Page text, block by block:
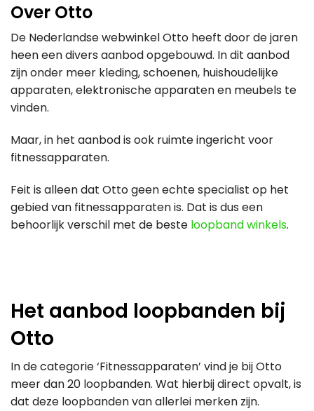
Over Otto
De Nederlandse webwinkel Otto heeft door de jaren
heen een divers aanbod opgebouwd. In dit aanbod
zijn onder meer kleding, schoenen, huishoudelijke
apparaten, elektronische apparaten en meubels te
vinden.
Maar, in het aanbod is ook ruimte ingericht voor
fitnessapparaten.
Feit is alleen dat Otto geen echte specialist op het
gebied van fitnessapparaten is. Dat is dus een
behoorlijk verschil met de beste loopband winkels.
Het aanbod loopbanden bij
Otto
In de categorie ‘Fitnessapparaten’ vind je bij Otto
meer dan 20 loopbanden. Wat hierbij direct opvalt, is
dat deze loopbanden van allerlei merken zijn.